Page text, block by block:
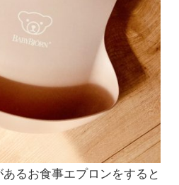
るお食事エプロンをすると